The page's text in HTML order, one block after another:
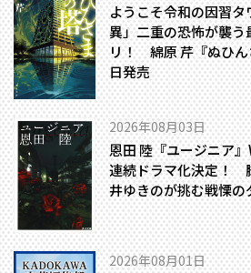
ようこそ令和の因習タ
異」二重の恐怖が襲
リ！ 綿原 芹『ぬひ
日発売
2026年08月03日
恩田 陸『ユージニア
連続ドラマ化決定！
井ゆきのが挑む戦慄の
2026年08月01日